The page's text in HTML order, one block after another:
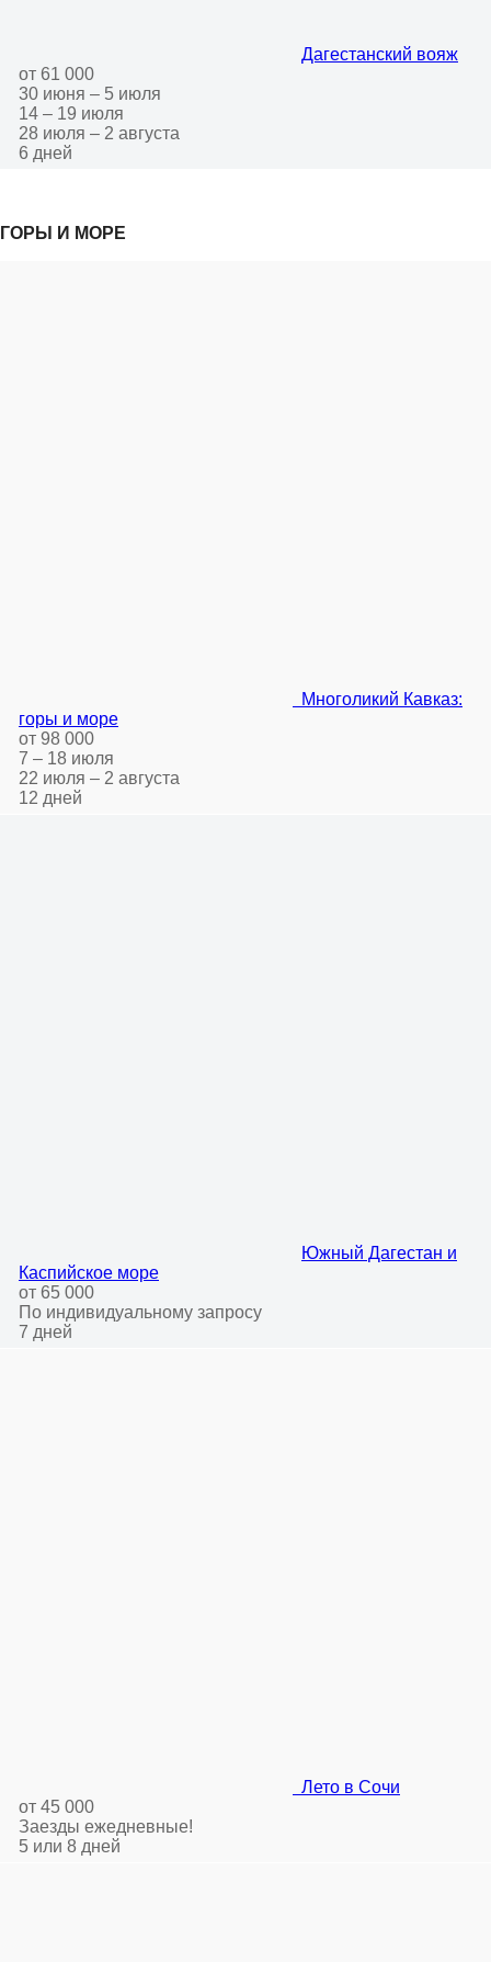
Дагестанский вояж
от 61 000
30 июня – 5 июля
14 – 19 июля
28 июля – 2 августа
6 дней
ГОРЫ И МОРЕ
Многоликий Кавказ:
горы и море
от 98 000
7 – 18 июля
22 июля – 2 августа
12 дней
Южный Дагестан и
Каспийское море
от 65 000
По индивидуальному запросу
7 дней
Лето в Сочи
от 45 000
Заезды ежедневные!
5 или 8 дней